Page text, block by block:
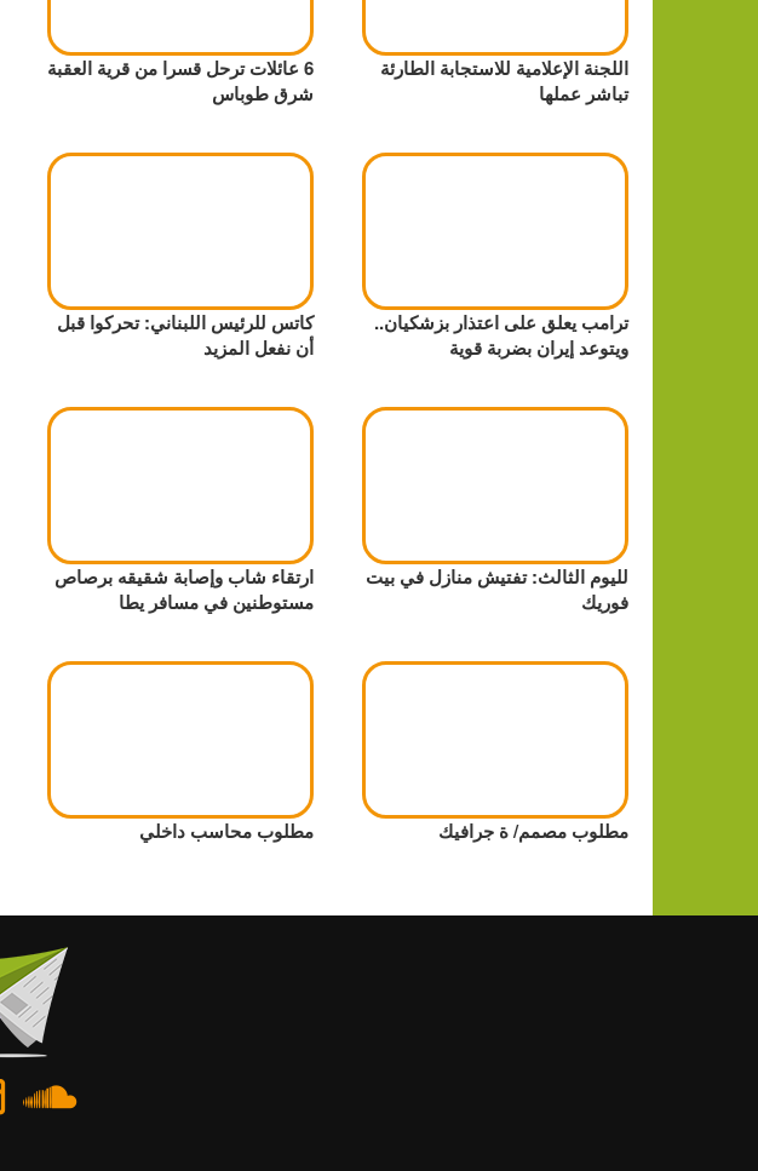
اللجنة الإعلامية للاستجابة الطارئة
تباشر عملها
6 عائلات ترحل قسرا من قرية العقبة
شرق طوباس
ترامب يعلق على اعتذار بزشكيان..
ويتوعد إيران بضربة قوية
كاتس للرئيس اللبناني: تحركوا قبل
أن نفعل المزيد
لليوم الثالث: تفتيش منازل في بيت
فوريك
ارتقاء شاب وإصابة شقيقه برصاص
مستوطنين في مسافر يطا
مطلوب مصمم/ ة جرافيك مطلوب محاسب داخلي